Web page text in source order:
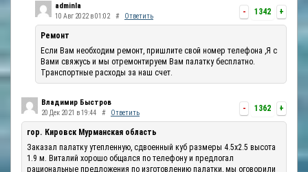
- 1342 +
adminla
10 Авг 2022 в 01:02 # Ответить
Ремонт
Если Вам необходим ремонт, пришлите свой номер телефона ,Я с
Вами свяжусь и мы отремонтируем Вам палатку бесплатно.
Транспортные расходы за наш счет.
- 1362 +
Владимир Быстров
20 Дек 2021 в 19:44 # Ответить
гор. Кировск Мурманская область
Заказал палатку утепленную, сдвоенный куб размеры 4.5х2.5 высота
1.9 м. Виталий хорошо общался по телефону и предлогал
рациональные предложения по изготовлению палатки, мы оговорили